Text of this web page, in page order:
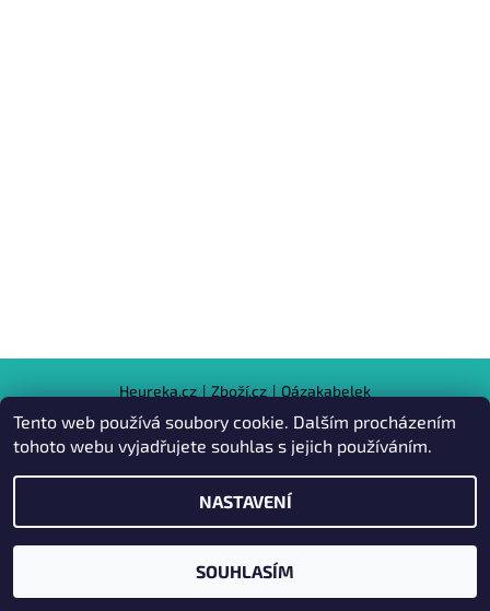
Heureka.cz | Zboží.cz | Oázakabelek
2026 © Kabelky pro Vás, všechna práva vyhrazena
Vytvořil Shoptet
Tento web používá soubory cookie. Dalším procházením
tohoto webu vyjadřujete souhlas s jejich používáním.
NASTAVENÍ
SOUHLASÍM